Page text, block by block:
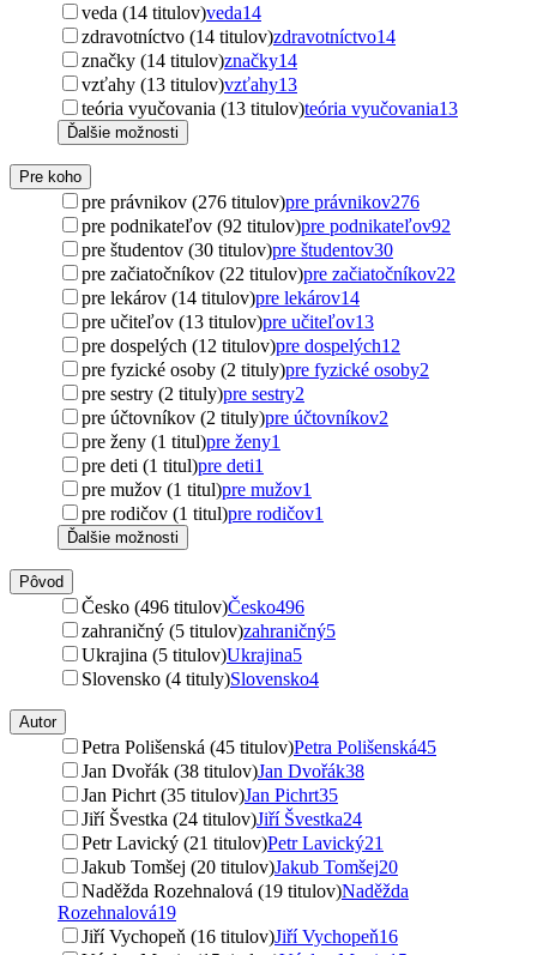
veda (14 titulov)veda14
zdravotníctvo (14 titulov)zdravotníctvo14
značky (14 titulov)značky14
vzťahy (13 titulov)vzťahy13
teória vyučovania (13 titulov)teória vyučovania13
Ďalšie možnosti
Pre koho
pre právnikov (276 titulov)pre právnikov276
pre podnikateľov (92 titulov)pre podnikateľov92
pre študentov (30 titulov)pre študentov30
pre začiatočníkov (22 titulov)pre začiatočníkov22
pre lekárov (14 titulov)pre lekárov14
pre učiteľov (13 titulov)pre učiteľov13
pre dospelých (12 titulov)pre dospelých12
pre fyzické osoby (2 tituly)pre fyzické osoby2
pre sestry (2 tituly)pre sestry2
pre účtovníkov (2 tituly)pre účtovníkov2
pre ženy (1 titul)pre ženy1
pre deti (1 titul)pre deti1
pre mužov (1 titul)pre mužov1
pre rodičov (1 titul)pre rodičov1
Ďalšie možnosti
Pôvod
Česko (496 titulov)Česko496
zahraničný (5 titulov)zahraničný5
Ukrajina (5 titulov)Ukrajina5
Slovensko (4 tituly)Slovensko4
Autor
Petra Polišenská (45 titulov)Petra Polišenská45
Jan Dvořák (38 titulov)Jan Dvořák38
Jan Pichrt (35 titulov)Jan Pichrt35
Jiří Švestka (24 titulov)Jiří Švestka24
Petr Lavický (21 titulov)Petr Lavický21
Jakub Tomšej (20 titulov)Jakub Tomšej20
Naděžda Rozehnalová (19 titulov)Naděžda
Rozehnalová19
Jiří Vychopeň (16 titulov)Jiří Vychopeň16